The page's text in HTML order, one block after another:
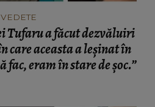
VEDETE
Tufaru a făcut dezvăluiri
care aceasta a leșinat în
fac, eram în stare de șoc.”